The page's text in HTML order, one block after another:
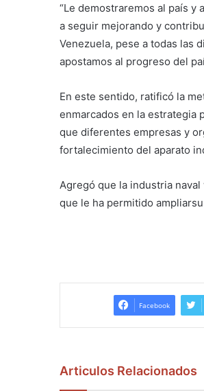
“Le demostraremos al país y
a seguir mejorando y
Venezuela, pese a todas las
apostamos al progreso del
En este sentido, ratificó la
enmarcados en la estrategia
que diferentes empresas y
fortalecimiento del aparato
Agregó que la industria
que le ha permitido
Facebook
Articulos Relacionados